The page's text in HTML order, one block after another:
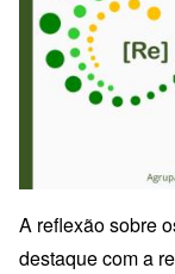
A reflexão sobre
destaque com a